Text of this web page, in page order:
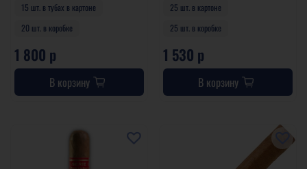
15 шт. в тубах в картоне
20 шт. в коробке
1 800 р
В корзину
25 шт. в картоне
25 шт. в коробке
1 530 р
В корзину